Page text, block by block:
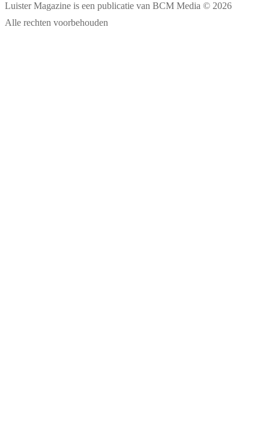
Luister Magazine is een publicatie van BCM Media © 2026
Alle rechten voorbehouden